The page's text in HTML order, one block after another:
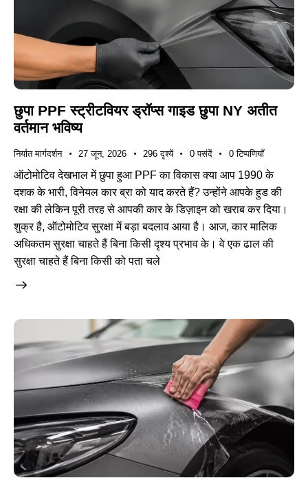
छुपा PPF स्ट्रीटवियर ड्रॉप्स गाइड छुपा NY अतीत
वर्तमान भविष्य
निर्यात मार्गदर्शन 27 जून, 2026 296 दृश्यें 0 पसंदें 0 टिप्पणियाँ
ऑटोमोटिव देखभाल में छुपा हुआ PPF का विकास क्या आप 1990 के
दशक के भारी, विनेयल कार ब्रा को याद करते हैं? उन्होंने आपके हुड की
रक्षा की लेकिन पूरी तरह से आपकी कार के डिज़ाइन को खराब कर दिया।
शुक्र है, ऑटोमोटिव सुरक्षा में बड़ा बदलाव आया है। आज, कार मालिक
अधिकतम सुरक्षा चाहते हैं बिना किसी दृश्य प्रभाव के। वे एक ढाल की
सुरक्षा चाहते हैं बिना किसी को पता चले